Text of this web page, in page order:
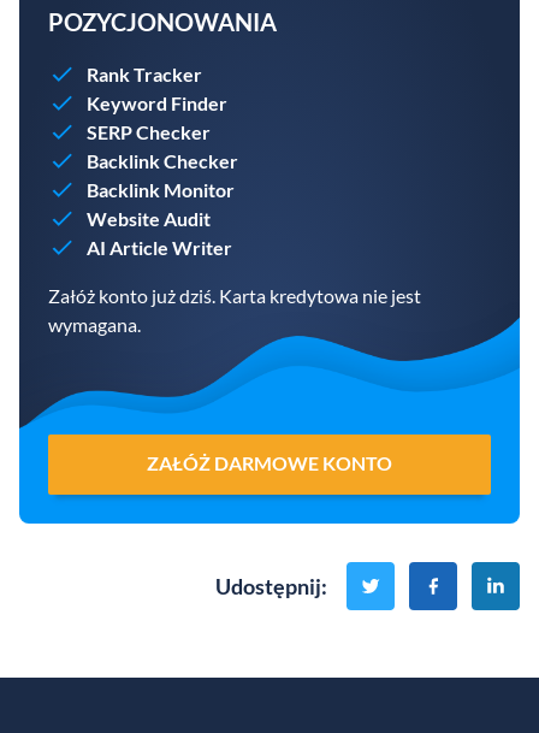
POZYCJONOWANIA
Rank Tracker
Keyword Finder
SERP Checker
Backlink Checker
Backlink Monitor
Website Audit
AI Article Writer
Załóż konto już dziś. Karta kredytowa nie jest
wymagana.
ZAŁÓŻ DARMOWE KONTO
Udostępnij: